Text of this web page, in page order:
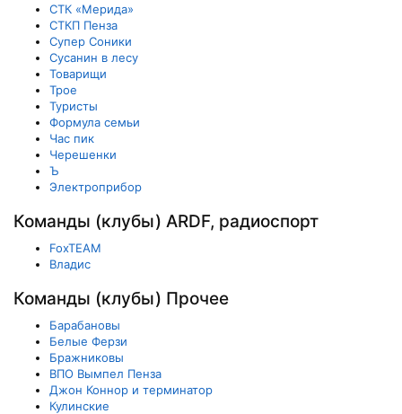
СТК «Мерида»
СТКП Пенза
Супер Соники
Сусанин в лесу
Товарищи
Трое
Туристы
Формула семьи
Час пик
Черешенки
Ъ
Электроприбор
Команды (клубы) ARDF, радиоспорт
FoxTEAM
Владис
Команды (клубы) Прочее
Барабановы
Белые Ферзи
Бражниковы
ВПО Вымпел Пенза
Джон Коннор и терминатор
Кулинские